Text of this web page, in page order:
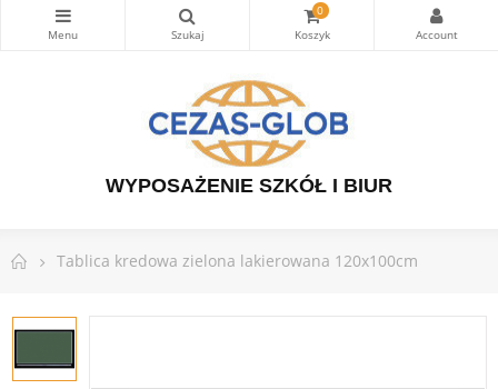
0
WYPOSAŻENIE SZKÓŁ I BIUR
Tablica kredowa zielona lakierowana 120x100cm